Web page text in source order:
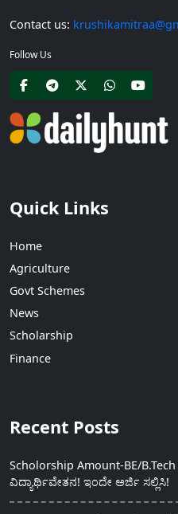
Contact us:
Follow Us
Quick Links
Home
Agriculture
Govt Schemes
News
Scholarship
Finance
Recent Posts
Scholorship Amount-BE/
ವಿದ್ಯಾರ್ಥಿವೇತನ! ಇಂದೇ ಅರ್ಜಿ ಸಲ್ಲಿಸಿ!